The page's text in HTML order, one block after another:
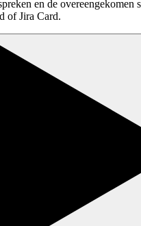
en de overeengekomen
of Jira Card.